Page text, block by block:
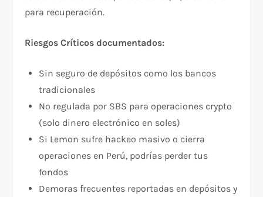
para recuperación.​​
Riesgos Críticos documentados:
Sin seguro de depósitos como los bancos
tradicionales​
No regulada por SBS para operaciones crypto
(solo dinero electrónico en soles)
Si Lemon sufre hackeo masivo o cierra
operaciones en Perú, podrías perder tus
fondos​
Demoras frecuentes reportadas en depósitos y